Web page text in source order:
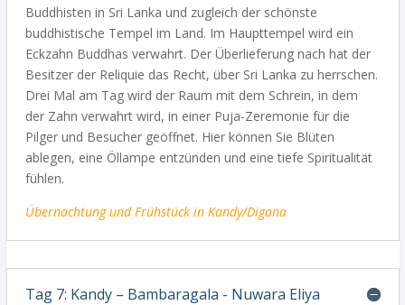
Buddhisten in Sri Lanka und zugleich der schönste
buddhistische Tempel im Land. Im Haupttempel wird ein
Eckzahn Buddhas verwahrt. Der Überlieferung nach hat der
Besitzer der Reliquie das Recht, über Sri Lanka zu herrschen.
Drei Mal am Tag wird der Raum mit dem Schrein, in dem
der Zahn verwahrt wird, in einer Puja-Zeremonie für die
Pilger und Besucher geöffnet. Hier können Sie Blüten
ablegen, eine Öllampe entzünden und eine tiefe Spiritualität
fühlen.
Übernachtung und Frühstück in Kandy/Digana
Tag 7: Kandy – Bambaragala - Nuwara Eliya